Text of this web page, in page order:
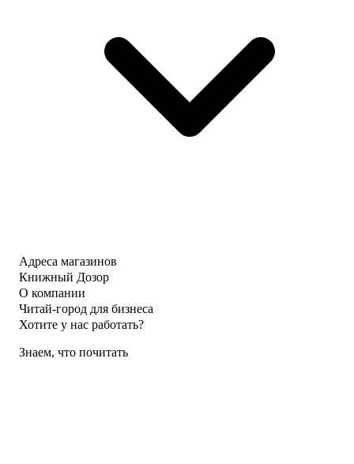
Адреса магазинов
Книжный Дозор
О компании
Читай-город для бизнеса
Хотите у нас работать?
Знаем, что почитать